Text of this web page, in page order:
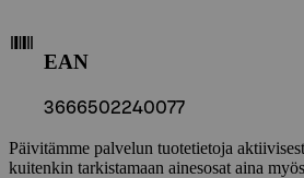
EAN
3666502240077
Päivitämme palvelun tuotetietoja
kuitenkin tarkistamaan ainesosat aina